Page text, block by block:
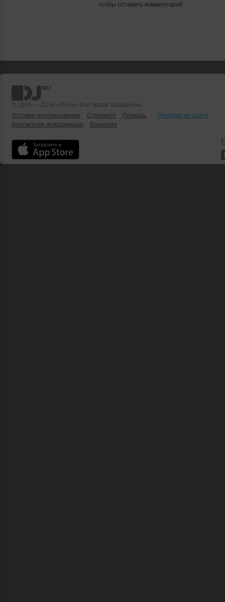
чтобы оставить комментарий
© 2001 — 2026 «DJ.ru» Все права защищены.
Условия использования
О проекте Помощь
Реклама на сайте
Контактная информация
Вакансии